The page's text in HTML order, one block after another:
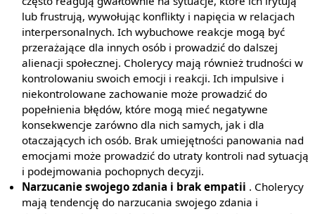
lub frustrują, wywołując konflikty i napięcia w relacjach
interpersonalnych. Ich wybuchowe reakcje mogą być
przerażające dla innych osób i prowadzić do dalszej
alienacji społecznej. Cholerycy mają również trudności w
kontrolowaniu swoich emocji i reakcji. Ich impulsive i
niekontrolowane zachowanie może prowadzić do
popełnienia błędów, które mogą mieć negatywne
konsekwencje zarówno dla nich samych, jak i dla
otaczających ich osób. Brak umiejętności panowania nad
emocjami może prowadzić do utraty kontroli nad sytuacją
i podejmowania pochopnych decyzji.
Narzucanie swojego zdania i brak empatii . Cholerycy
mają tendencję do narzucania swojego zdania i